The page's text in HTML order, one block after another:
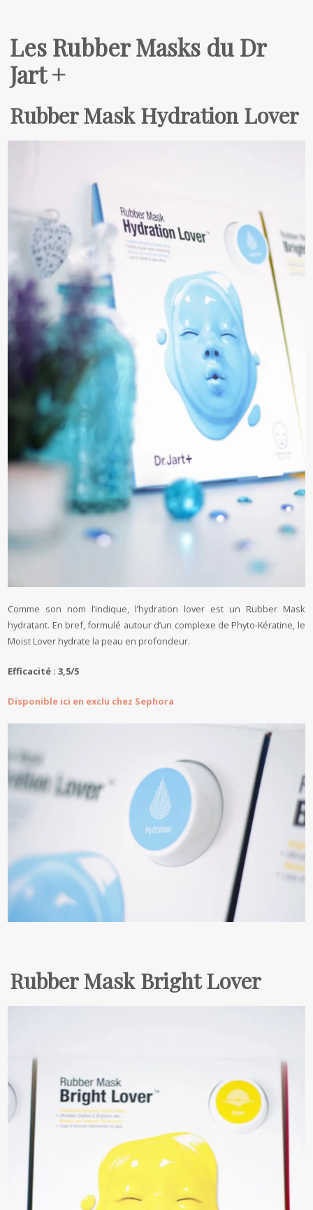
Les Rubber Masks du Dr
Jart +
Rubber Mask Hydration Lover
Comme son nom l’indique, l’hydration lover est un Rubber Mask
hydratant. En bref, formulé autour d’un complexe de Phyto-Kératine, le
Moist Lover hydrate la peau en profondeur.
Efficacité : 3,5/5
Disponible ici en exclu chez Sephora
Rubber Mask Bright Lover